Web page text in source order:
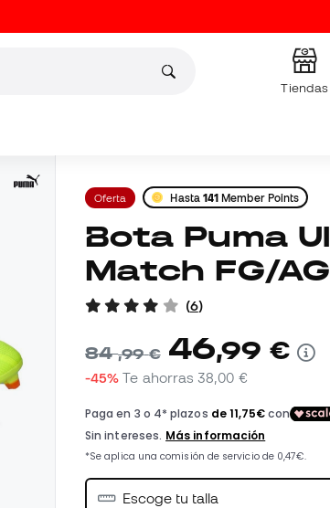
Tiendas
Oferta Hasta 141 Member Points
Bota Puma Ultra 6
Match FG/AG
(6)
84,99 € 46,99 €
-45% Te ahorras38,00 €
Escoge tu talla